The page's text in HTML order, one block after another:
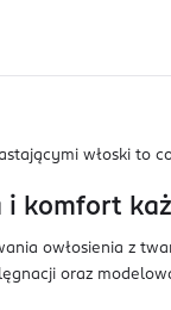
włoski
i komfort
owłosienia z
oraz